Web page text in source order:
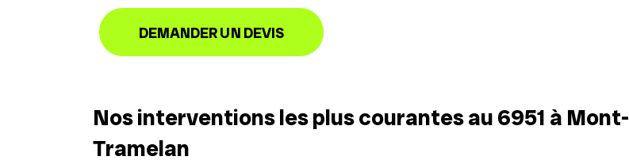
DEMANDER UN DEVIS
Nos interventions les plus courantes au 6951 à Mont-
Tramelan